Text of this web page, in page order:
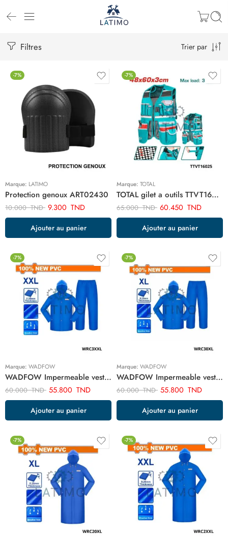
Filtres Trier par
-7%
Marque: LATIMO
Protection genoux ART02430
10.000TND 9.300 TND
Ajouter au panier
-7%
Marque: TOTAL
TOTAL gilet a outils TTVT16025
65.000TND 60.450 TND
Ajouter au panier
-7%
Marque: WADFOW
WADFOW Impermeable veste + pantallon xxl WRC3XXL
60.000TND 55.800 TND
Ajouter au panier
-7%
Marque: WADFOW
WADFOW Impermeable veste + pantallon xl WRC30XL
60.000TND 55.800 TND
Ajouter au panier
-7% -7%